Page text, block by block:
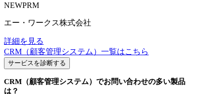
NEWPRM
エー・ワークス株式会社
詳細を見る
CRM（顧客管理システム） 一覧はこちら
サービスを診断する
CRM（顧客管理システム） でお問い合わせの多い製品
は？